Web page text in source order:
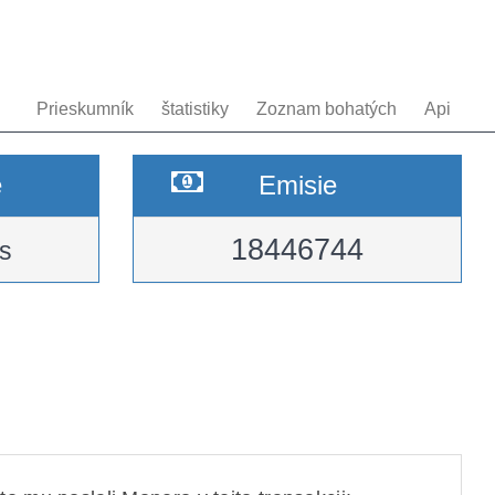
Prieskumník štatistiky Zoznam bohatých Api
Emisie
18446744